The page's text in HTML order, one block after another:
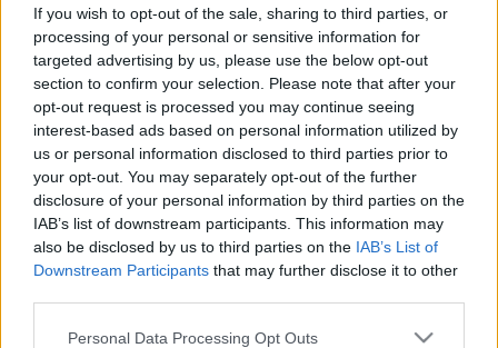
If you wish to opt-out of the sale, sharing to third parties, or
processing of your personal or sensitive information for
targeted advertising by us, please use the below opt-out
section to confirm your selection. Please note that after your
opt-out request is processed you may continue seeing
interest-based ads based on personal information utilized by
us or personal information disclosed to third parties prior to
your opt-out. You may separately opt-out of the further
disclosure of your personal information by third parties on the
IAB’s list of downstream participants. This information may
also be disclosed by us to third parties on the IAB’s List of
Downstream Participants that may further disclose it to other
Please note that this website/app uses one or more Google
Personal Data Processing Opt Outs
hősei